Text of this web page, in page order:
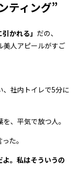
ティング”
かれる」 だの、
美人アピールがすご
、社内トイレで5分に
、平気で放つ人。
た。
よ。私はそういうの